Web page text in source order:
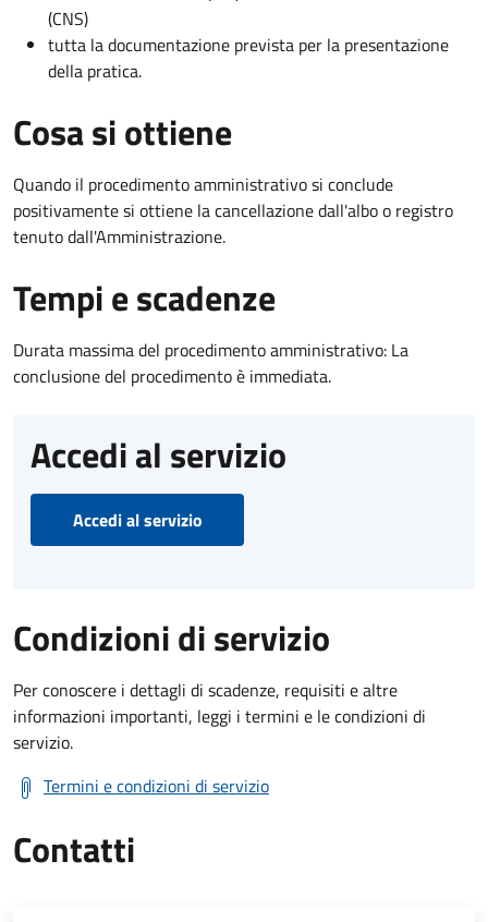
(CNS)
tutta la documentazione prevista per la presentazione
della pratica.
Cosa si ottiene
Quando il procedimento amministrativo si conclude
positivamente si ottiene la cancellazione dall'albo o registro
tenuto dall'Amministrazione.
Tempi e scadenze
Durata massima del procedimento amministrativo: La
conclusione del procedimento è immediata.
Accedi al servizio
Accedi al servizio
Condizioni di servizio
Per conoscere i dettagli di scadenze, requisiti e altre
informazioni importanti, leggi i termini e le condizioni di
servizio.
Termini e condizioni di servizio
Contatti